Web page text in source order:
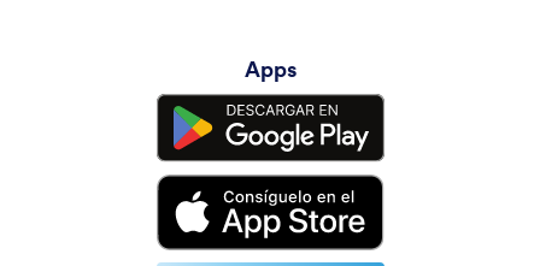
Apps